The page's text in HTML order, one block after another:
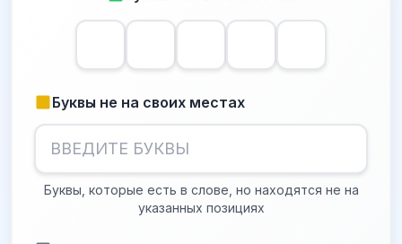
Буквы не на своих местах
Буквы, которые есть в слове, но находятся не на
указанных позициях